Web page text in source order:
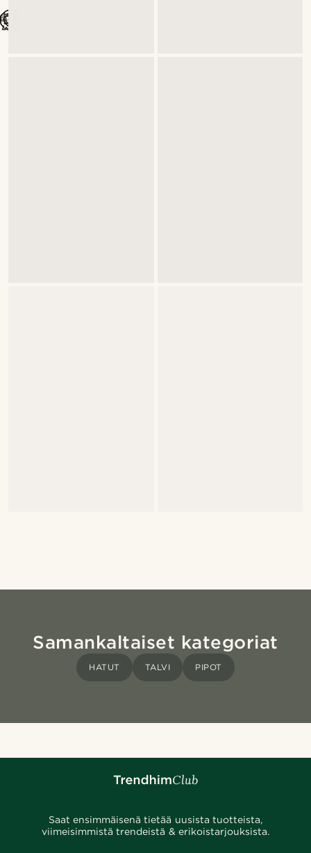
Samankaltaiset kategoriat
HATUT TALVI PIPOT
Saat ensimmäisenä tietää uusista tuotteista,
viimeisimmistä trendeistä & erikoistarjouksista.